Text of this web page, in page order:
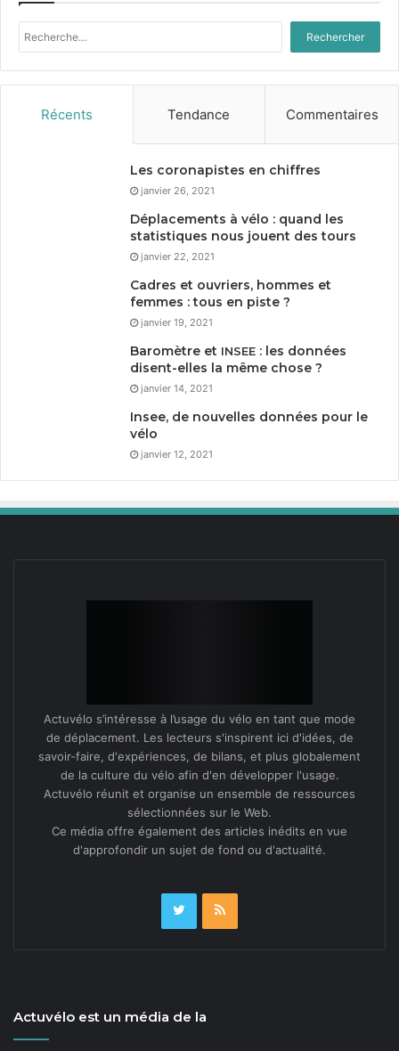
Rechercher :
Récents Tendance Commentaires
Les coronapistes en chiffres
janvier 26, 2021
Déplacements à vélo : quand les
statistiques nous jouent des tours
janvier 22, 2021
Cadres et ouvriers, hommes et
femmes : tous en piste ?
janvier 19, 2021
Baromètre et INSEE : les données
disent-elles la même chose ?
janvier 14, 2021
Insee, de nouvelles données pour le
vélo
janvier 12, 2021
Actuvélo s’intéresse à l’usage du vélo en tant que mode
de déplacement. Les lecteurs s'inspirent ici d'idées, de
savoir-faire, d'expériences, de bilans, et plus globalement
de la culture du vélo afin d'en développer l'usage.
Actuvélo réunit et organise un ensemble de ressources
sélectionnées sur le Web.
Ce média offre également des articles inédits en vue
d'approfondir un sujet de fond ou d'actualité.
Actuvélo est un média de la